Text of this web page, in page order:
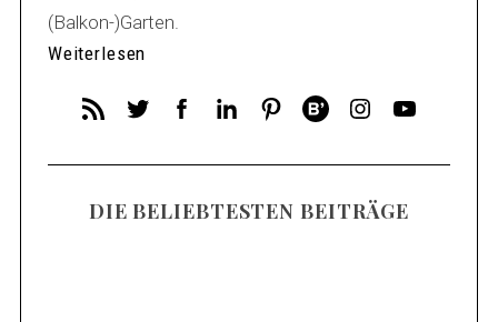
(Balkon-)Garten.
Weiterlesen
DIE BELIEBTESTEN BEITRÄGE